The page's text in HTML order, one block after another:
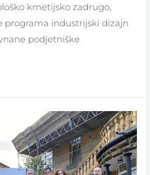
kmetijsko zadrugo,
programa industrijski dizajn
podjetniške